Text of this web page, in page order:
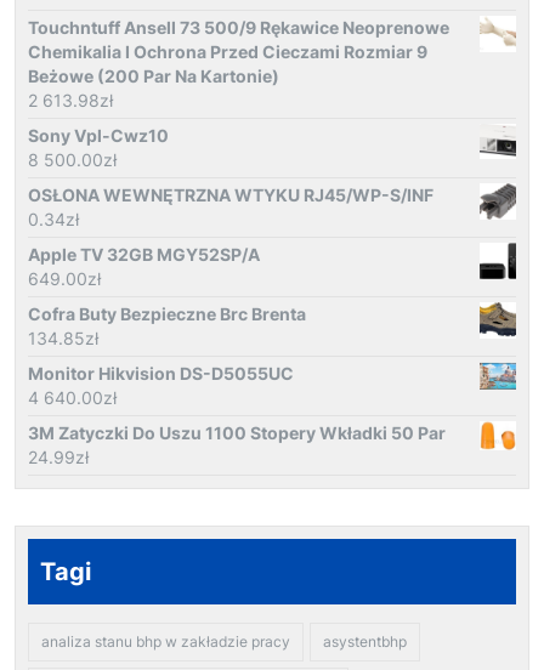
Touchntuff Ansell 73 500/9 Rękawice Neoprenowe
Chemikalia I Ochrona Przed Cieczami Rozmiar 9
Beżowe (200 Par Na Kartonie)
2 613.98zł
Sony Vpl-Cwz10
8 500.00zł
OSŁONA WEWNĘTRZNA WTYKU RJ45/WP-S/INF
0.34zł
Apple TV 32GB MGY52SP/A
649.00zł
Cofra Buty Bezpieczne Brc Brenta
134.85zł
Monitor Hikvision DS-D5055UC
4 640.00zł
3M Zatyczki Do Uszu 1100 Stopery Wkładki 50 Par
24.99zł
Tagi
analiza stanu bhp w zakładzie pracy asystentbhp